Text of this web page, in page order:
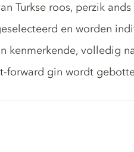
Turkse roos, perzik
en worden
kenmerkende, volledig
forward gin wordt